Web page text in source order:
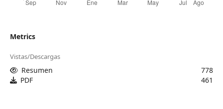
Metrics
Vistas/Descargas
Resumen
778
PDF
461